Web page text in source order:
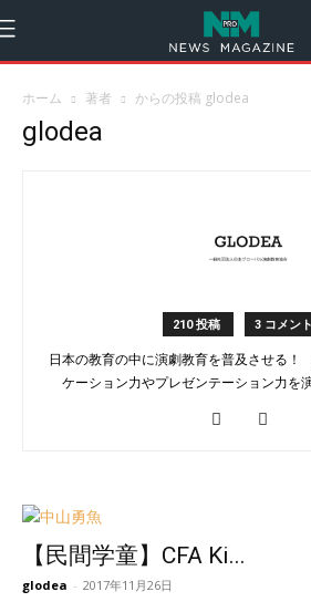
ホーム 著者 からの投稿 glodea
glodea
210 投稿 3 コメント
日本の教育の中に演劇教育を普及させる
ケーション力やプレゼンテーション力を
【民間学童】CFA Ki...
glodea - 2017年11月26日